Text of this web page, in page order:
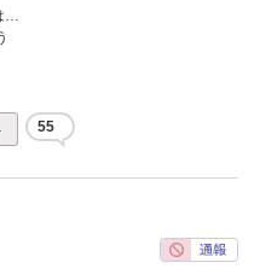
…
55